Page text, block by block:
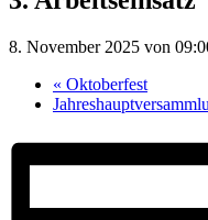
8. November 2025 von
« Oktoberfest